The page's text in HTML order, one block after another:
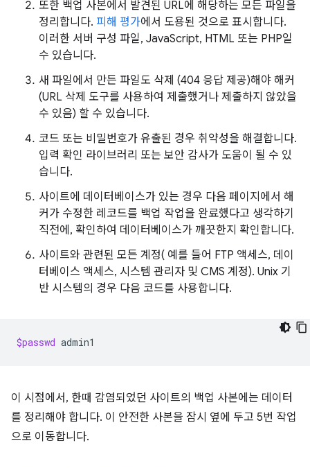
또한 백업 사본에서 발견된 URL에 해당하는 모든 파일을
정리합니다. 피해 평가에서 도용된 것으로 표시합니다.
이러한 서버 구성 파일, JavaScript, HTML 또는 PHP일
수 있습니다.
새 파일에서 만든 파일도 삭제 (404 응답 제공)해야 해커
(URL 삭제 도구를 사용하여 제출했거나 제출하지 않았을
수 있음) 할 수 있습니다.
코드 또는 비밀번호가 유출된 경우 취약성을 해결합니다.
입력 확인 라이브러리 또는 보안 감사가 도움이 될 수 있
습니다.
사이트에 데이터베이스가 있는 경우 다음 페이지에서 해
커가 수정한 레코드를 백업 작업을 완료했다고 생각하기
직전에, 확인하여 데이터베이스가 깨끗한지 확인합니다.
사이트와 관련된 모든 계정( 예를 들어 FTP 액세스, 데이
터베이스 액세스, 시스템 관리자 및 CMS 계정). Unix 기
반 시스템의 경우 다음 코드를 사용합니다.
$passwd
이 시점에서, 한때 감염되었던 사이트의 백업 사본에는 데이터
를 정리해야 합니다. 이 안전한 사본을 잠시 옆에 두고 5번 작업
으로 이동합니다.